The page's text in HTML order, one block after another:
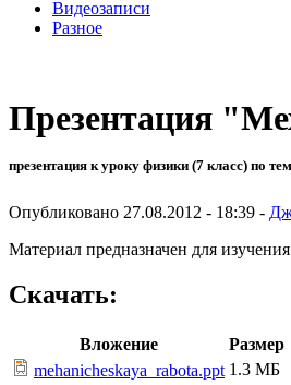
Видеозаписи
Разное
Презентация
презентация к уроку физики (7 класс) по
Опубликовано 27.08.2012 - 18:39 -
Материал предназначен для
Скачать:
Вложение
Размер
mehanicheskaya_rabota.ppt 1.3 МБ